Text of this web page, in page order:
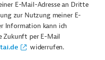
E-Mail-Adresse an Dritte
zur Nutzung meiner E-
Information kann ich
Zukunft per E-Mail
widerrufen.